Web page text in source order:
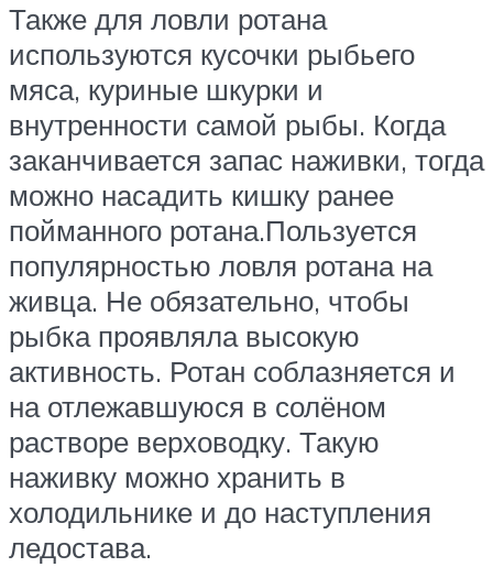
Также для ловли ротана
используются кусочки рыбьего
мяса, куриные шкурки и
внутренности самой рыбы. Когда
заканчивается запас наживки, тогда
можно насадить кишку ранее
пойманного ротана.Пользуется
популярностью ловля ротана на
живца. Не обязательно, чтобы
рыбка проявляла высокую
активность. Ротан соблазняется и
на отлежавшуюся в солёном
растворе верховодку. Такую
наживку можно хранить в
холодильнике и до наступления
ледостава.